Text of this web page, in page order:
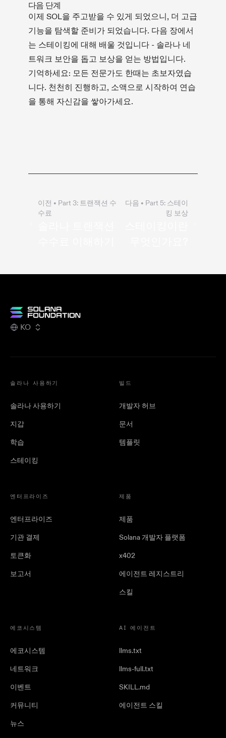
다음 단계
이제 SOL을 주고받을 수 있게 되었으니, 더 고급
기능을 탐색할 준비가 되었습니다. 다음 장에서
는 스테이킹에 대해 배울 것입니다 - 솔라나 네
트워크 보안을 돕고 보상을 얻는 방법입니다.
기억하세요: 모든 전문가도 한때는 초보자였습
니다. 천천히 진행하고, 소액으로 시작하여 연습
을 통해 자신감을 쌓아가세요.
이전 • Part 3: 트랜잭션 수
수료
다음 • Part 5: 스테이
킹 보상
KO
솔라나 사용하기
솔라나 사용하기
지갑
학습
스테이킹
빌드
개발자 허브
문서
템플릿
엔터프라이즈
엔터프라이즈
기관 결제
토큰화
보고서
제품
제품
Solana 개발자 플랫폼
x402
에이전트 레지스트리
스킬
에코시스템
에코시스템
네트워크
이벤트
커뮤니티
뉴스
AI 에이전트
llms.txt
llms-full.txt
SKILL.md
에이전트 스킬